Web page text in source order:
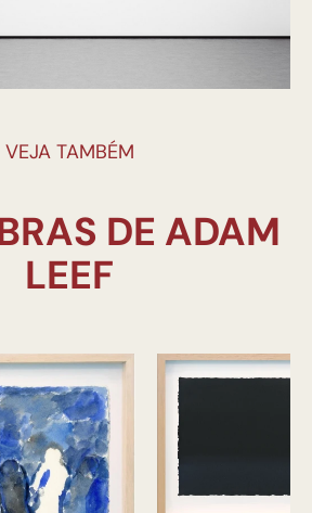
VEJA TAMBÉM
DE ADAM